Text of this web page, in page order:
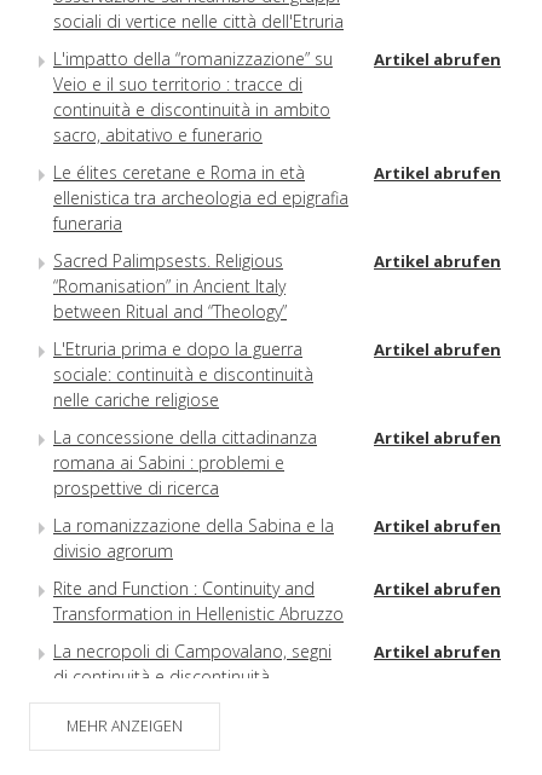
sociali di vertice nelle città dell'Etruria
L'impatto della “romanizzazione” su
Veio e il suo territorio : tracce di
continuità e discontinuità in ambito
sacro, abitativo e funerario
Artikel abrufen
Le élites ceretane e Roma in età
ellenistica tra archeologia ed epigrafia
funeraria
Artikel abrufen
Sacred Palimpsests. Religious
“Romanisation” in Ancient Italy
between Ritual and “Theology”
Artikel abrufen
L'Etruria prima e dopo la guerra
sociale: continuità e discontinuità
nelle cariche religiose
Artikel abrufen
La concessione della cittadinanza
romana ai Sabini : problemi e
prospettive di ricerca
Artikel abrufen
La romanizzazione della Sabina e la
divisio agrorum
Artikel abrufen
Rite and Function : Continuity and
Transformation in Hellenistic Abruzzo
Artikel abrufen
La necropoli di Campovalano, segni
di continuità e discontinuità
Artikel abrufen
MEHR ANZEIGEN